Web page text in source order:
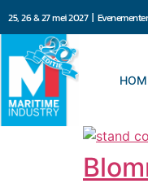
25, 26 & 27 mei 2027 |